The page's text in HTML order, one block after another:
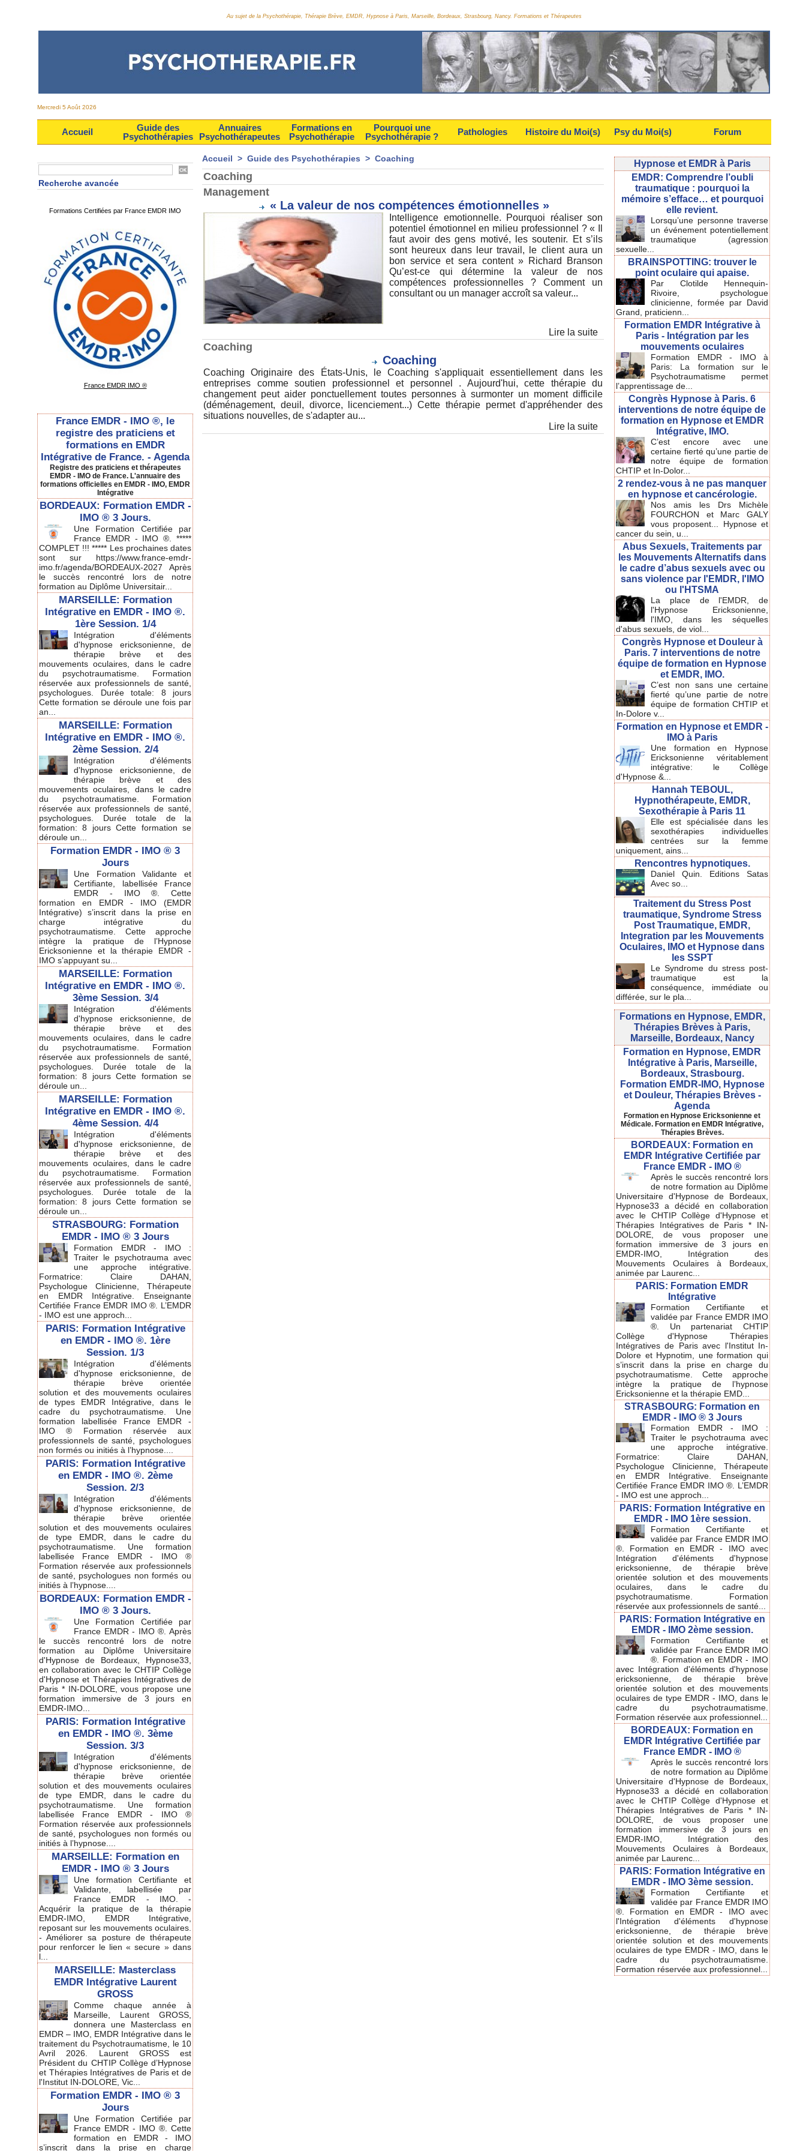
Au sujet de la Psychothérapie, Thérapie Brève, EMDR, Hypnose à Paris, Marseille, Bordeaux, Strasbourg, Nancy. Formations et Thérapeutes
Mercredi 5 Août 2026
Accueil
Guide des
Psychothérapies
Annuaires
Psychothérapeutes
Formations en
Psychothérapie
Pourquoi une
Psychothérapie ?
Pathologies Histoire du Moi(s) Psy du Moi(s) Forum
Recherche avancée
Formations Certifiées par France EMDR IMO
France EMDR IMO ®
France EMDR - IMO ®, le
registre des praticiens et
formations en EMDR
Intégrative de France. - Agenda
Registre des praticiens et thérapeutes
EMDR - IMO de France. L'annuaire des
formations officielles en EMDR - IMO, EMDR
Intégrative
BORDEAUX: Formation EMDR -
IMO ® 3 Jours.
Une Formation Certifiée par
France EMDR - IMO ®. *****
COMPLET !!! ***** Les prochaines dates
sont sur https://www.france-emdr-
imo.fr/agenda/BORDEAUX-2027 Après
le succès rencontré lors de notre
formation au Diplôme Universitair...
MARSEILLE: Formation
Intégrative en EMDR - IMO ®.
1ère Session. 1/4
Intégration d'éléments
d'hypnose ericksonienne, de
thérapie brève et des
mouvements oculaires, dans le cadre
du psychotraumatisme. Formation
réservée aux professionnels de santé,
psychologues. Durée totale: 8 jours
Cette formation se déroule une fois par
an...
MARSEILLE: Formation
Intégrative en EMDR - IMO ®.
2ème Session. 2/4
Intégration d'éléments
d'hypnose ericksonienne, de
thérapie brève et des
mouvements oculaires, dans le cadre
du psychotraumatisme. Formation
réservée aux professionnels de santé,
psychologues. Durée totale de la
formation: 8 jours Cette formation se
déroule un...
Formation EMDR - IMO ® 3
Jours
Une Formation Validante et
Certifiante, labellisée France
EMDR - IMO ®. Cette
formation en EMDR - IMO (EMDR
Intégrative) s’inscrit dans la prise en
charge intégrative du
psychotraumatisme. Cette approche
intègre la pratique de l’Hypnose
Ericksonienne et la thérapie EMDR -
IMO s’appuyant su...
MARSEILLE: Formation
Intégrative en EMDR - IMO ®.
3ème Session. 3/4
Intégration d'éléments
d'hypnose ericksonienne, de
thérapie brève et des
mouvements oculaires, dans le cadre
du psychotraumatisme. Formation
réservée aux professionnels de santé,
psychologues. Durée totale de la
formation: 8 jours Cette formation se
déroule un...
MARSEILLE: Formation
Intégrative en EMDR - IMO ®.
4ème Session. 4/4
Intégration d'éléments
d'hypnose ericksonienne, de
thérapie brève et des
mouvements oculaires, dans le cadre
du psychotraumatisme. Formation
réservée aux professionnels de santé,
psychologues. Durée totale de la
formation: 8 jours Cette formation se
déroule un...
STRASBOURG: Formation
EMDR - IMO ® 3 Jours
Formation EMDR - IMO :
Traiter le psychotrauma avec
une approche intégrative.
Formatrice: Claire DAHAN,
Psychologue Clinicienne, Thérapeute
en EMDR Intégrative. Enseignante
Certifiée France EMDR IMO ®. L’EMDR
- IMO est une approch...
PARIS: Formation Intégrative
en EMDR - IMO ®. 1ère
Session. 1/3
Intégration d'éléments
d'hypnose ericksonienne, de
thérapie brève orientée
solution et des mouvements oculaires
de types EMDR Intégrative, dans le
cadre du psychotraumatisme. Une
formation labellisée France EMDR -
IMO ® Formation réservée aux
professionnels de santé, psychologues
non formés ou initiés à l’hypnose....
PARIS: Formation Intégrative
en EMDR - IMO ®. 2ème
Session. 2/3
Intégration d'éléments
d'hypnose ericksonienne, de
thérapie brève orientée
solution et des mouvements oculaires
de type EMDR, dans le cadre du
psychotraumatisme. Une formation
labellisée France EMDR - IMO ®
Formation réservée aux professionnels
de santé, psychologues non formés ou
initiés à l’hypnose....
BORDEAUX: Formation EMDR -
IMO ® 3 Jours.
Une Formation Certifiée par
France EMDR - IMO ®. Après
le succès rencontré lors de notre
formation au Diplôme Universitaire
d'Hypnose de Bordeaux, Hypnose33,
en collaboration avec le CHTIP Collège
d'Hypnose et Thérapies Intégratives de
Paris * IN-DOLORE, vous propose une
formation immersive de 3 jours en
EMDR-IMO...
PARIS: Formation Intégrative
en EMDR - IMO ®. 3ème
Session. 3/3
Intégration d'éléments
d'hypnose ericksonienne, de
thérapie brève orientée
solution et des mouvements oculaires
de type EMDR, dans le cadre du
psychotraumatisme. Une formation
labellisée France EMDR - IMO ®
Formation réservée aux professionnels
de santé, psychologues non formés ou
initiés à l’hypnose....
MARSEILLE: Formation en
EMDR - IMO ® 3 Jours
Une formation Certifiante et
Validante, labellisée par
France EMDR - IMO. -
Acquérir la pratique de la thérapie
EMDR-IMO, EMDR Intégrative,
reposant sur les mouvements oculaires.
- Améliorer sa posture de thérapeute
pour renforcer le lien « secure » dans
l...
MARSEILLE: Masterclass
EMDR Intégrative Laurent
GROSS
Comme chaque année à
Marseille, Laurent GROSS,
donnera une Masterclass en
EMDR – IMO, EMDR Intégrative dans le
traitement du Psychotraumatisme, le 10
Avril 2026. Laurent GROSS est
Président du CHTIP Collège d’Hypnose
et Thérapies Intégratives de Paris et de
l'Institut IN-DOLORE, Vic...
Formation EMDR - IMO ® 3
Jours
Une Formation Certifiée par
France EMDR - IMO ®. Cette
formation en EMDR - IMO
s’inscrit dans la prise en charge
Accueil > Guide des Psychothérapies > Coaching
Coaching
Management
« La valeur de nos compétences émotionnelles »
Intelligence emotionnelle. Pourquoi réaliser son
potentiel émotionnel en milieu professionnel ? « Il
faut avoir des gens motivé, les soutenir. Et s’ils
sont heureux dans leur travail, le client aura un
bon service et sera content » Richard Branson
Qu’est-ce qui détermine la valeur de nos
compétences professionnelles ? Comment un
consultant ou un manager accroît sa valeur...
Lire la suite
Coaching
Coaching
Coaching Originaire des États-Unis, le Coaching s'appliquait essentiellement dans les
entreprises comme soutien professionnel et personnel . Aujourd'hui, cette thérapie du
changement peut aider ponctuellement toutes personnes à surmonter un moment difficile
(déménagement, deuil, divorce, licenciement...) Cette thérapie permet d'appréhender des
situations nouvelles, de s'adapter au...
Lire la suite
Hypnose et EMDR à Paris
EMDR: Comprendre l’oubli
traumatique : pourquoi la
mémoire s’efface… et pourquoi
elle revient.
Lorsqu’une personne traverse
un événement potentiellement
traumatique (agression
sexuelle...
BRAINSPOTTING: trouver le
point oculaire qui apaise.
Par Clotilde Hennequin-
Rivoire, psychologue
clinicienne, formée par David
Grand, praticienn...
Formation EMDR Intégrative à
Paris - Intégration par les
mouvements oculaires
Formation EMDR - IMO à
Paris: La formation sur le
Psychotraumatisme permet
l’apprentissage de...
Congrès Hypnose à Paris. 6
interventions de notre équipe de
formation en Hypnose et EMDR
Intégrative, IMO.
C’est encore avec une
certaine fierté qu’une partie de
notre équipe de formation
CHTIP et In-Dolor...
2 rendez-vous à ne pas manquer
en hypnose et cancérologie.
Nos amis les Drs Michèle
FOURCHON et Marc GALY
vous proposent... Hypnose et
cancer du sein, u...
Abus Sexuels, Traitements par
les Mouvements Alternatifs dans
le cadre d’abus sexuels avec ou
sans violence par l'EMDR, l'IMO
ou l'HTSMA
La place de l'EMDR, de
l'Hypnose Ericksonienne,
l'IMO, dans les séquelles
d'abus sexuels, de viol...
Congrès Hypnose et Douleur à
Paris. 7 interventions de notre
équipe de formation en Hypnose
et EMDR, IMO.
C’est non sans une certaine
fierté qu’une partie de notre
équipe de formation CHTIP et
In-Dolore v...
Formation en Hypnose et EMDR -
IMO à Paris
Une formation en Hypnose
Ericksonienne véritablement
intégrative: le Collège
d'Hypnose &...
Hannah TEBOUL,
Hypnothérapeute, EMDR,
Sexothérapie à Paris 11
Elle est spécialisée dans les
sexothérapies individuelles
centrées sur la femme
uniquement, ains...
Rencontres hypnotiques.
Daniel Quin. Editions Satas
Avec so...
Traitement du Stress Post
traumatique, Syndrome Stress
Post Traumatique, EMDR,
Integration par les Mouvements
Oculaires, IMO et Hypnose dans
les SSPT
Le Syndrome du stress post-
traumatique est la
conséquence, immédiate ou
différée, sur le pla...
Formations en Hypnose, EMDR,
Thérapies Brèves à Paris,
Marseille, Bordeaux, Nancy
Formation en Hypnose, EMDR
Intégrative à Paris, Marseille,
Bordeaux, Strasbourg.
Formation EMDR-IMO, Hypnose
et Douleur, Thérapies Brèves -
Agenda
Formation en Hypnose Ericksonienne et
Médicale. Formation en EMDR Intégrative,
Thérapies Brèves.
BORDEAUX: Formation en
EMDR Intégrative Certifiée par
France EMDR - IMO ®
Après le succès rencontré lors
de notre formation au Diplôme
Universitaire d'Hypnose de Bordeaux,
Hypnose33 a décidé en collaboration
avec le CHTIP Collège d'Hypnose et
Thérapies Intégratives de Paris * IN-
DOLORE, de vous proposer une
formation immersive de 3 jours en
EMDR-IMO, Intégration des
Mouvements Oculaires à Bordeaux,
animée par Laurenc...
PARIS: Formation EMDR
Intégrative
Formation Certifiante et
validée par France EMDR IMO
®. Un partenariat CHTIP
Collège d'Hypnose Thérapies
Intégratives de Paris avec l'Institut In-
Dolore et Hypnotim, une formation qui
s’inscrit dans la prise en charge du
psychotraumatisme. Cette approche
intègre la pratique de l’hypnose
Ericksonienne et la thérapie EMD...
STRASBOURG: Formation en
EMDR - IMO ® 3 Jours
Formation EMDR - IMO :
Traiter le psychotrauma avec
une approche intégrative.
Formatrice: Claire DAHAN,
Psychologue Clinicienne, Thérapeute
en EMDR Intégrative. Enseignante
Certifiée France EMDR IMO ®. L’EMDR
- IMO est une approch...
PARIS: Formation Intégrative en
EMDR - IMO 1ère session.
Formation Certifiante et
validée par France EMDR IMO
®. Formation en EMDR - IMO avec
Intégration d'éléments d'hypnose
ericksonienne, de thérapie brève
orientée solution et des mouvements
oculaires, dans le cadre du
psychotraumatisme. Formation
réservée aux professionnels de santé...
PARIS: Formation Intégrative en
EMDR - IMO 2ème session.
Formation Certifiante et
validée par France EMDR IMO
®. Formation en EMDR - IMO
avec Intégration d'éléments d'hypnose
ericksonienne, de thérapie brève
orientée solution et des mouvements
oculaires de type EMDR - IMO, dans le
cadre du psychotraumatisme.
Formation réservée aux professionnel...
BORDEAUX: Formation en
EMDR Intégrative Certifiée par
France EMDR - IMO ®
Après le succès rencontré lors
de notre formation au Diplôme
Universitaire d'Hypnose de Bordeaux,
Hypnose33 a décidé en collaboration
avec le CHTIP Collège d'Hypnose et
Thérapies Intégratives de Paris * IN-
DOLORE, de vous proposer une
formation immersive de 3 jours en
EMDR-IMO, Intégration des
Mouvements Oculaires à Bordeaux,
animée par Laurenc...
PARIS: Formation Intégrative en
EMDR - IMO 3ème session.
Formation Certifiante et
validée par France EMDR IMO
®. Formation en EMDR - IMO avec
l'Intégration d'éléments d'hypnose
ericksonienne, de thérapie brève
orientée solution et des mouvements
oculaires de type EMDR - IMO, dans le
cadre du psychotraumatisme.
Formation réservée aux professionnel...